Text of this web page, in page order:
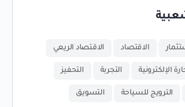
الاقتصاد الاقتصاد الريعي
الإلكترونية التجربة التحفيز
الترويج للسياحة التسويق